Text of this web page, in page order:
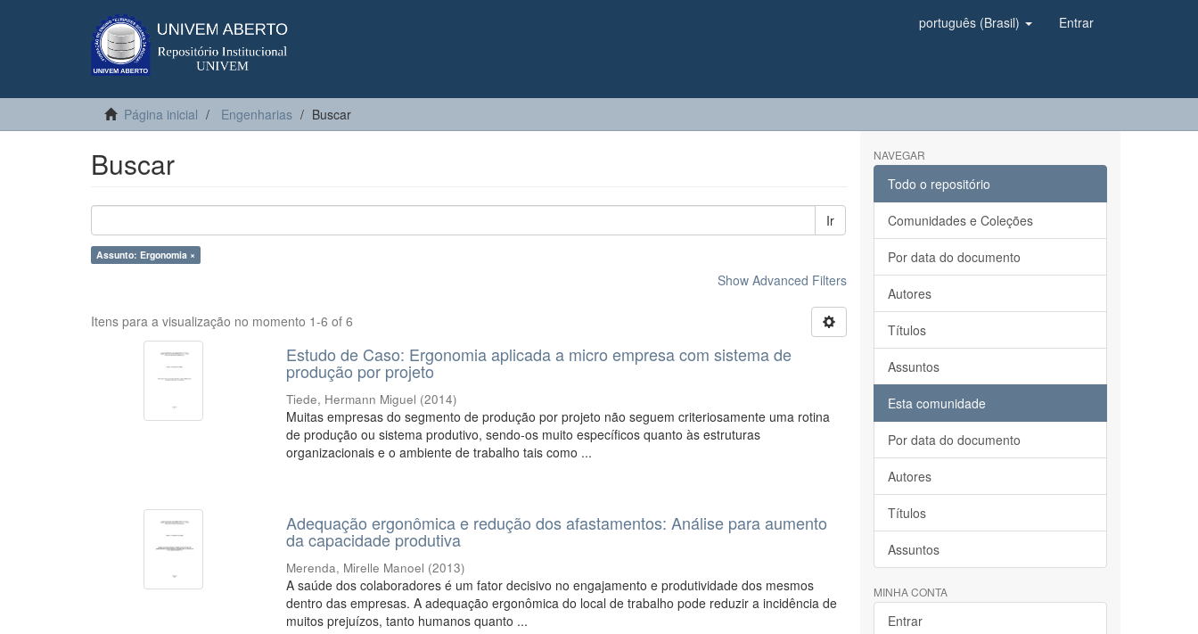
português (Brasil) Entrar
Página inicial Engenharias Buscar
Buscar
Ir
Assunto: Ergonomia ×
Show Advanced Filters
Itens para a visualização no momento 1-6 of 6
Estudo de Caso: Ergonomia aplicada a micro empresa com sistema de
produção por projeto
Tiede, Hermann Miguel (2014)
Muitas empresas do segmento de produção por projeto não seguem criteriosamente uma rotina
de produção ou sistema produtivo, sendo-os muito específicos quanto às estruturas
organizacionais e o ambiente de trabalho tais como ...
Adequação ergonômica e redução dos afastamentos: Análise para aumento
da capacidade produtiva
Merenda, Mirelle Manoel (2013)
A saúde dos colaboradores é um fator decisivo no engajamento e produtividade dos mesmos
dentro das empresas. A adequação ergonômica do local de trabalho pode reduzir a incidência de
muitos prejuízos, tanto humanos quanto ...
NAVEGAR
Todo o repositório
Comunidades e Coleções
Por data do documento
Autores
Títulos
Assuntos
Esta comunidade
Por data do documento
Autores
Títulos
Assuntos
MINHA CONTA
Entrar